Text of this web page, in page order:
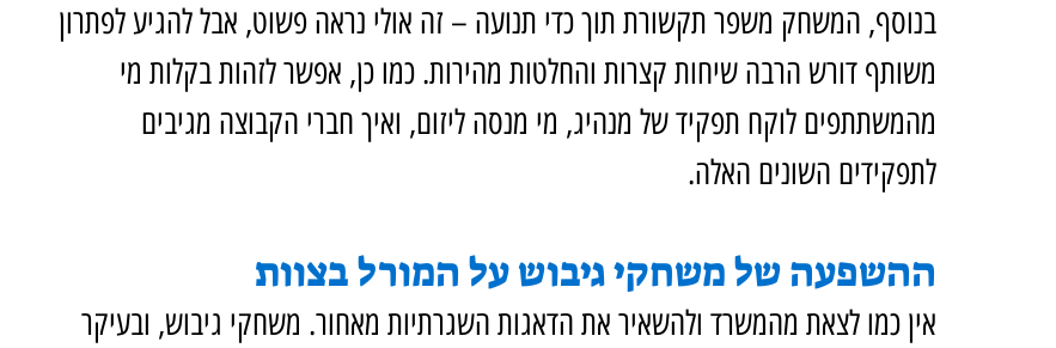
בנוסף, המשחק משפר תקשורת תוך כדי תנועה – זה אולי נראה פשוט, אבל להגיע לפתרון
משותף דורש הרבה שיחות קצרות והחלטות מהירות. כמו כן, אפשר לזהות בקלות מי
מהמשתתפים לוקח תפקיד של מנהיג, מי מנסה ליזום, ואיך חברי הקבוצה מגיבים
לתפקידים השונים האלה.
ההשפעה של משחקי גיבוש על המורל בצוות
אין כמו לצאת מהמשרד ולהשאיר את הדאגות השגרתיות מאחור. משחקי גיבוש, ובעיקר